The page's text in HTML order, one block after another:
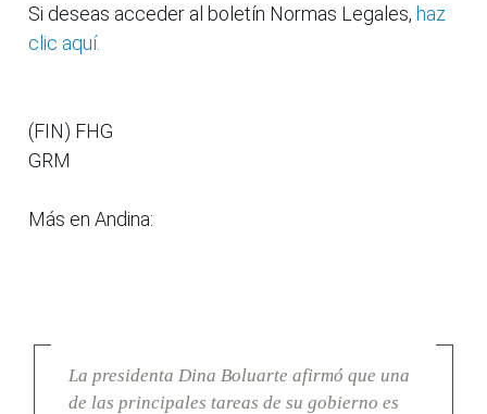
Si deseas acceder al boletín Normas Legales, haz
clic aquí.
(FIN) FHG
GRM
Más en Andina:
La presidenta Dina Boluarte afirmó que una
de las principales tareas de su gobierno es